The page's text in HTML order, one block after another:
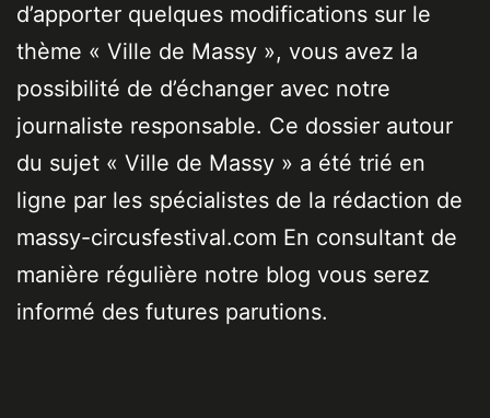
d’apporter quelques modifications sur le
thème « Ville de Massy », vous avez la
possibilité de d’échanger avec notre
journaliste responsable. Ce dossier autour
du sujet « Ville de Massy » a été trié en
ligne par les spécialistes de la rédaction de
massy-circusfestival.com En consultant de
manière régulière notre blog vous serez
informé des futures parutions.